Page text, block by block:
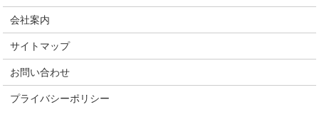
会社案内
サイトマップ
お問い合わせ
プライバシーポリシー